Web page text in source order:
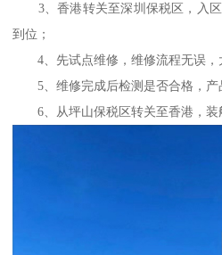
3、香港转关至深圳保税区，入区
到位；
4、先试点维修，维修流程无误，
5、维修完成后检测是否合格，产
6、从坪山保税区转关至香港，装